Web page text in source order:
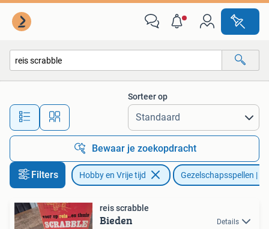
Alle afstanden…
Sorteer op
Bewaar je zoekopdracht
Filters Hobby en Vrije tijd Gezelschapsspellen |
reis scrabble
Bieden Details